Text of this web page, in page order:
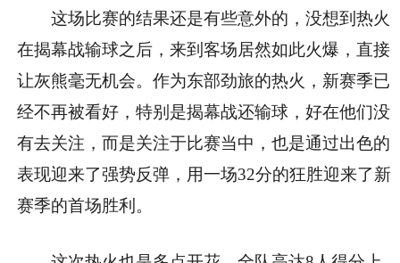
这场比赛的结果还是有些意外的，没想到热火
在揭幕战输球之后，来到客场居然如此火爆，直接
让灰熊毫无机会。作为东部劲旅的热火，新赛季已
经不再被看好，特别是揭幕战还输球，好在他们没
有去关注，而是关注于比赛当中，也是通过出色的
表现迎来了强势反弹，用一场32分的狂胜迎来了新
赛季的首场胜利。